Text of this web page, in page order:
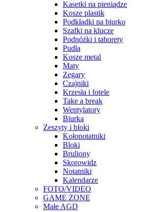
Kasetki na pieniądze
Kosze plastik
Podkładki na biurko
Szafki na klucze
Podnóżki i taborety
Pudła
Kosze metal
Maty
Zegary
Czajniki
Krzesła i fotele
Take a break
Wentylatory
Biurka
Zeszyty i bloki
Kołonotatniki
Bloki
Bruliony
Skorowidz
Notatniki
Kalendarze
FOTO/VIDEO
GAME ZONE
Małe AGD